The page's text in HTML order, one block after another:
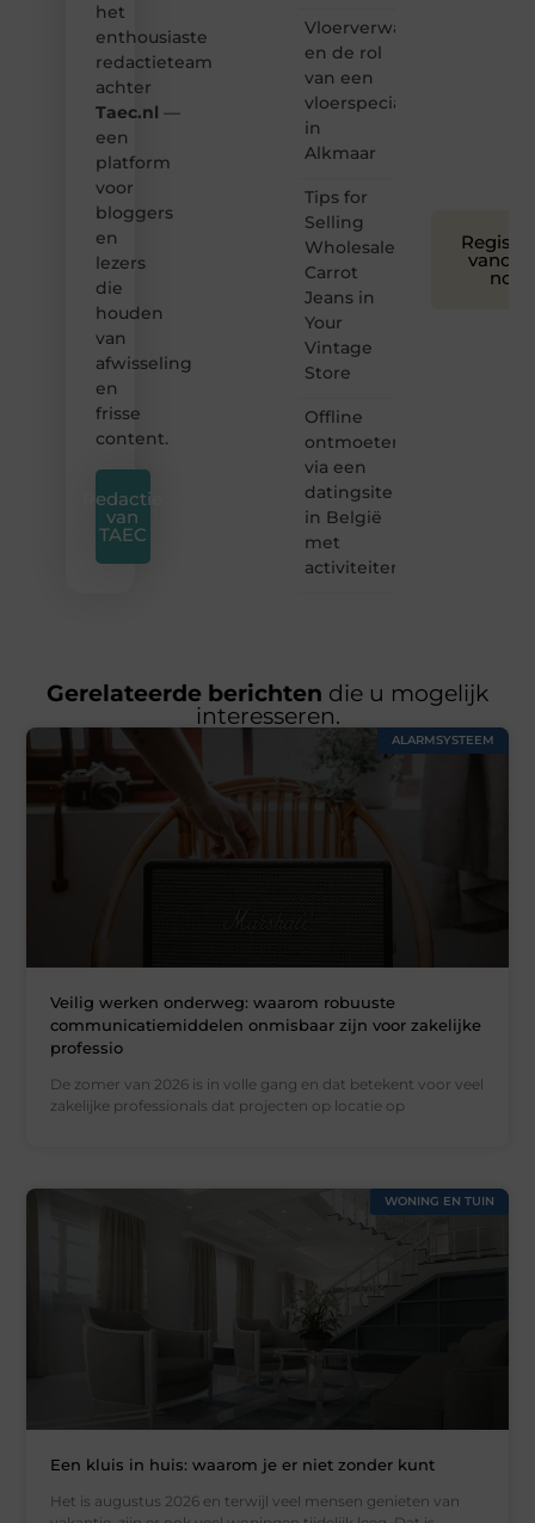
het
enthousiaste
redactieteam
achter
Taec.nl —
een
platform
voor
bloggers
en
lezers
die
houden
van
afwisseling
en
frisse
content.
Redactie
van
TAEC
Vloerverwarming
en de rol
van een
vloerspecialist
in
Alkmaar
Tips for
Selling
Wholesale
Carrot
Jeans in
Your
Vintage
Store
Offline
ontmoeten
via een
datingsite
in België
met
activiteiten
nog
Gerelateerde berichten die u mogelijk
interesseren.
ALARMSYSTEEM
Veilig werken onderweg: waarom robuuste
communicatiemiddelen onmisbaar zijn voor zakelijke
professio
De zomer van 2026 is in volle gang en dat betekent voor veel
zakelijke professionals dat projecten op locatie op
WONING EN TUIN
Een kluis in huis: waarom je er niet zonder kunt
Het is augustus 2026 en terwijl veel mensen genieten van